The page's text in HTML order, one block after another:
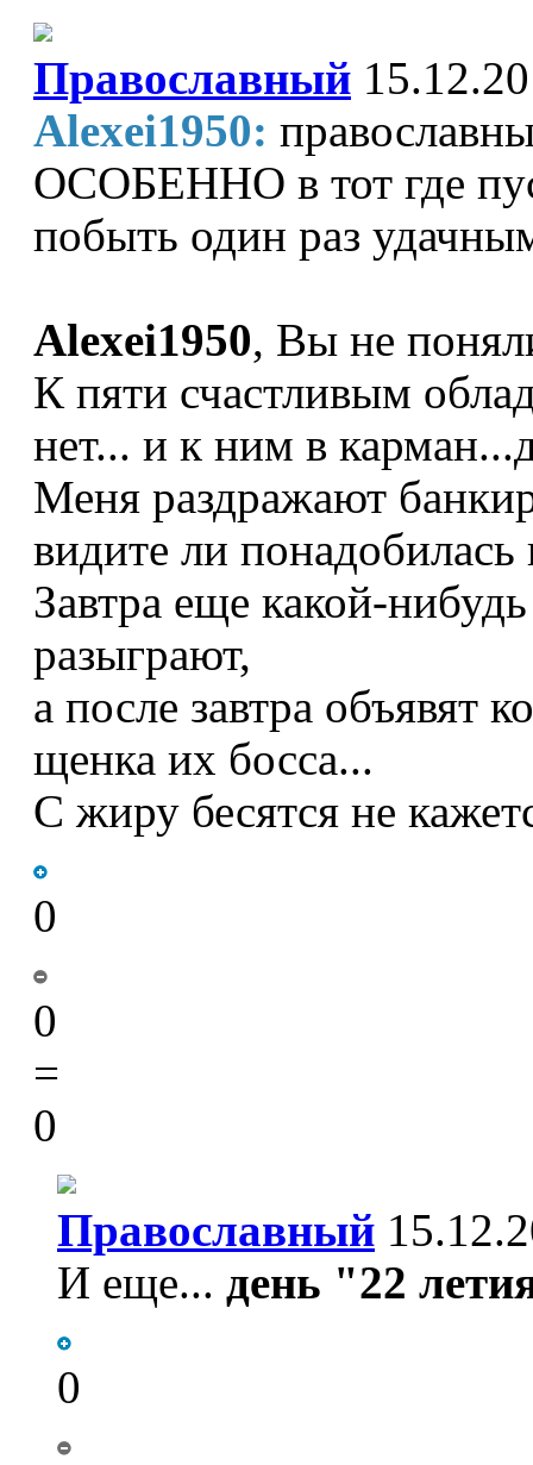
Православный
Alexei1950:
ОСОБЕННО в тот где
побыть один раз
Alexei1950, Вы не
К пяти счастливым
нет... и к ним в
Меня раздражают
видите ли
Завтра еще какой-
разыграют,
а после завтра объявят
щенка их босса...
С жиру бесятся не
0
0
=
0
Православный
И еще... день "22
0